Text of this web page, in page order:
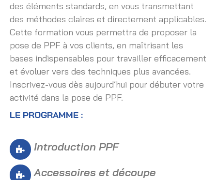
des éléments standards, en vous transmettant
des méthodes claires et directement applicables.
Cette formation vous permettra de proposer la
pose de PPF à vos clients, en maîtrisant les
bases indispensables pour travailler efficacement
et évoluer vers des techniques plus avancées.
Inscrivez-vous dès aujourd’hui pour débuter votre
activité dans la pose de PPF.
LE PROGRAMME :
Introduction PPF
Accessoires et découpe